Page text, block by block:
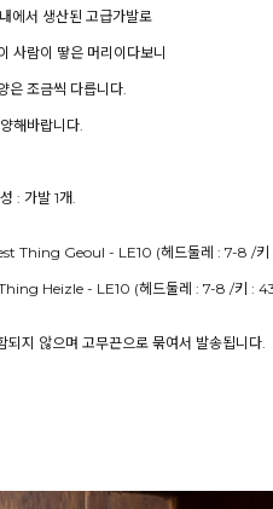
에서 생산된 고급가발로
사람이 땋은 머리이다보니
은 조금씩 다릅니다.
해바랍니다.
: 가발 1개.
Heizle - LE10 (헤드둘레 : 7-8 /키 :
지 않으며 고무끈으로 묶여서 발송됩니다.